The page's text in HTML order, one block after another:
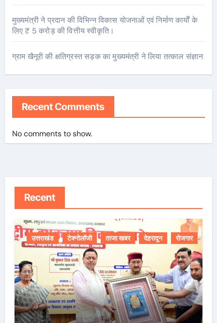
मुख्यमंत्री ने प्रदान की विभिन्न विकास योजनाओं एवं निर्माण कार्यों के
लिए ₹ 5 करोड़ की वित्तीय स्वीकृति।
ग्राम खैनूरी की क्षतिग्रस्त सड़क का मुख्यमंत्री ने लिया तत्काल संज्ञान
Recent Comments
No comments to show.
Recent
उत्तराखंड टेक्नोलॉजी ताजा खबर देहरादून रोजगार